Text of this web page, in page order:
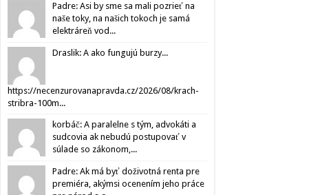
Padre: Asi by sme sa mali pozrieť na
naše toky, na našich tokoch je samá
elektráreň vod...
Draslik: A ako fungujú burzy...
https://necenzurovanapravda.cz/2026/08/krach-
stribra-100m...
korbáč: A paralelne s tým, advokáti a
sudcovia ak nebudú postupovať v
súlade so zákonom,...
Padre: Ak má byť doživotná renta pre
premiéra, akýmsi ocenením jeho práce